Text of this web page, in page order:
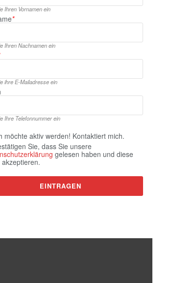
Ihren Vornamen ein
*
Ihren Nachnamen ein
ihre E‑Mailadresse ein
Ihre Telefonnummer ein
möchte aktiv werden! Kontaktiert mich.
Sie, dass Sie unsere
gelesen haben und diese